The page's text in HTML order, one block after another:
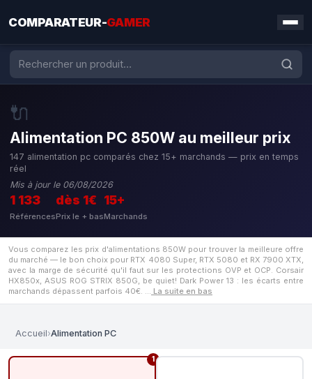
COMPARATEUR-GAMER
🔌
Alimentation PC 850W au meilleur prix
147 alimentation pc comparés chez 15+ marchands — prix en temps
réel
Mis à jour le 06/08/2026
1 133
Références
dès 1€
Prix le + bas
15+
Marchands
Vous comparez les prix d'alimentations 850W pour trouver la meilleure offre
du marché — le bon choix pour RTX 4080 Super, RTX 5080 et RX 7900 XTX,
avec la marge de sécurité qu'il faut sur les protections OVP et OCP. Corsair
HX850x, ASUS ROG STRIX 850G, be quiet! Dark Power 13 : les écarts entre
marchands dépassent parfois 40€. … La suite en bas
Accueil›Alimentation PC
1